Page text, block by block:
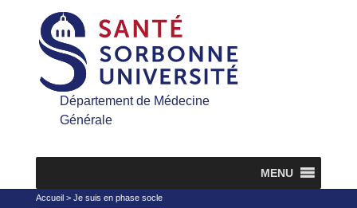
Département de Médecine
Générale
MENU
Accueil> Je suis en phase socle